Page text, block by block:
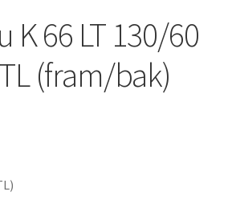
K 66 LT 130/60
(fram/bak)